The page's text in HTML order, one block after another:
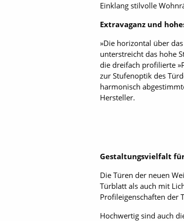
Einklang stilvolle
Extravaganz und
»Die horizontal über
unterstreicht das hohe
die dreifach profilierte
zur Stufenoptik des
harmonisch
Hersteller.
Gestaltungsvielfalt
Die Türen der neuen
Türblatt als auch mit
Profileigenschaften der
Hochwertig sind auch